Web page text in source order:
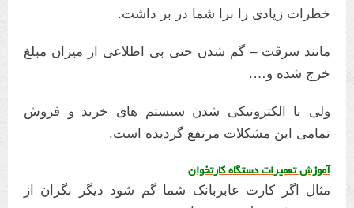
خطرات زیادی را برا شما در بر داشت.
مانند سرقت – گم شدن حتی بی اطلاعی از میزان مبلغ
خرج شده و….
ولی با الکترونیکی شدن سیستم های خرید و فروش
تمامی این مشکلات مرتفع گردیده است.
آموزش تعمیرات دستگاه کارتخوان
مثال اگر کارت عابربانک شما گم شود دیگر نگران از